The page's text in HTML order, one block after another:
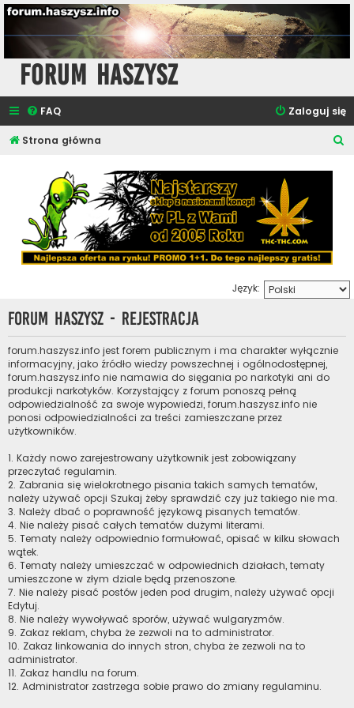
Forum Haszysz
FAQ Zaloguj się
Strona główna
Język:
Forum Haszysz - Rejestracja
forum.haszysz.info jest forem publicznym i ma charakter wyłącznie
informacyjny, jako źródło wiedzy powszechnej i ogólnodostępnej,
forum.haszysz.info nie namawia do sięgania po narkotyki ani do
produkcji narkotyków. Korzystający z forum ponoszą pełną
odpowiedzialność za swoje wypowiedzi, forum.haszysz.info nie
ponosi odpowiedzialności za treści zamieszczane przez
użytkowników.
1. Każdy nowo zarejestrowany użytkownik jest zobowiązany
przeczytać regulamin.
2. Zabrania się wielokrotnego pisania takich samych tematów,
należy używać opcji Szukaj żeby sprawdzić czy już takiego nie ma.
3. Należy dbać o poprawność językową pisanych tematów.
4. Nie należy pisać całych tematów dużymi literami.
5. Tematy należy odpowiednio formułować, opisać w kilku słowach
wątek.
6. Tematy należy umieszczać w odpowiednich działach, tematy
umieszczone w złym dziale będą przenoszone.
7. Nie należy pisać postów jeden pod drugim, należy używać opcji
Edytuj.
8. Nie należy wywoływać sporów, używać wulgaryzmów.
9. Zakaz reklam, chyba że zezwoli na to administrator.
10. Zakaz linkowania do innych stron, chyba że zezwoli na to
administrator.
11. Zakaz handlu na forum.
12. Administrator zastrzega sobie prawo do zmiany regulaminu.